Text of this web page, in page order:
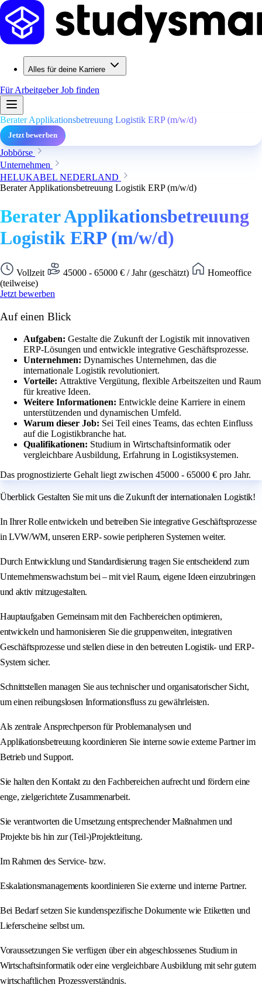
Alles für deine Karriere
Für ArbeitgeberJob finden
Berater Applikationsbetreuung Logistik ERP (m/w/d)
Jetzt bewerben
Jobbörse
Unternehmen
HELUKABEL NEDERLAND
Berater Applikationsbetreuung Logistik ERP (m/w/d)
Berater Applikationsbetreuung
Logistik ERP (m/w/d)
Vollzeit 45000 - 65000 € / Jahr (geschätzt)
Homeoffice
(teilweise)
Jetzt bewerben
Auf einen Blick
Aufgaben: Gestalte die Zukunft der Logistik mit innovativen
ERP-Lösungen und entwickle integrative Geschäftsprozesse.
Unternehmen: Dynamisches Unternehmen, das die
internationale Logistik revolutioniert.
Vorteile: Attraktive Vergütung, flexible Arbeitszeiten und Raum
für kreative Ideen.
Weitere Informationen: Entwickle deine Karriere in einem
unterstützenden und dynamischen Umfeld.
Warum dieser Job: Sei Teil eines Teams, das echten Einfluss
auf die Logistikbranche hat.
Qualifikationen: Studium in Wirtschaftsinformatik oder
vergleichbare Ausbildung, Erfahrung in Logistiksystemen.
Das prognostizierte Gehalt liegt zwischen 45000 - 65000 € pro Jahr.
Überblick Gestalten Sie mit uns die Zukunft der internationalen Logistik!
In Ihrer Rolle entwickeln und betreiben Sie integrative Geschäftsprozesse
in LVW/WM, unseren ERP- sowie peripheren Systemen weiter.
Durch Entwicklung und Standardisierung tragen Sie entscheidend zum
Unternehmenswachstum bei – mit viel Raum, eigene Ideen einzubringen
und aktiv mitzugestalten.
Hauptaufgaben Gemeinsam mit den Fachbereichen optimieren,
entwickeln und harmonisieren Sie die gruppenweiten, integrativen
Geschäftsprozesse und stellen diese in den betreuten Logistik- und ERP-
System sicher.
Schnittstellen managen Sie aus technischer und organisatorischer Sicht,
um einen reibungslosen Informationsfluss zu gewährleisten.
Als zentrale Ansprechperson für Problemanalysen und
Applikationsbetreuung koordinieren Sie interne sowie externe Partner im
Betrieb und Support.
Sie halten den Kontakt zu den Fachbereichen aufrecht und fördern eine
enge, zielgerichtete Zusammenarbeit.
Sie verantworten die Umsetzung entsprechender Maßnahmen und
Projekte bis hin zur (Teil-)Projektleitung.
Im Rahmen des Service- bzw.
Eskalationsmanagements koordinieren Sie externe und interne Partner.
Bei Bedarf setzen Sie kundenspezifische Dokumente wie Etiketten und
Lieferscheine selbst um.
Voraussetzungen Sie verfügen über ein abgeschlossenes Studium in
Wirtschaftsinformatik oder eine vergleichbare Ausbildung mit sehr gutem
wirtschaftlichen Prozessverständnis.